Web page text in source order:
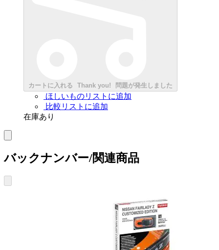
カートに入れる Thank you! 問題が発生しました
ほしいものリストに追加
比較リストに追加
在庫あり
バックナンバー/関連商品